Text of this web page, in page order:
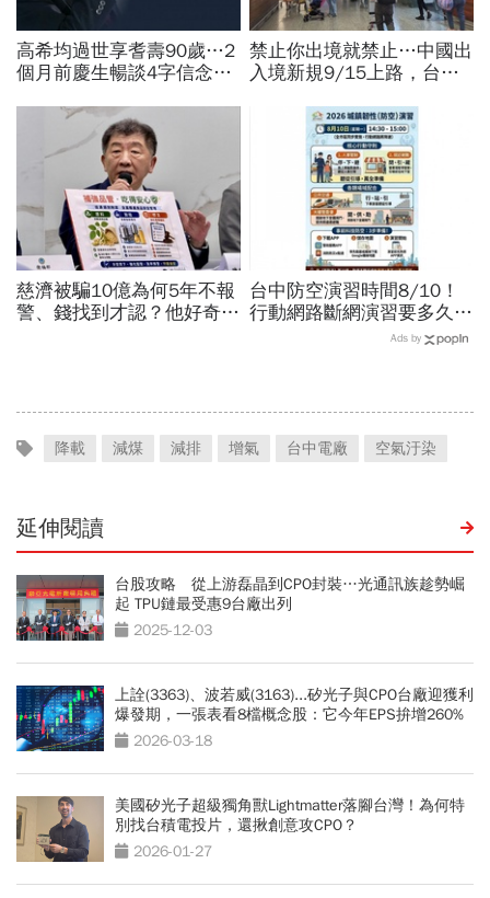
高希均過世享耆壽90歲…2
個月前慶生暢談4字信念，
福、一切靠自己爭氣
禁止你出境就禁止…中國出
入境新規9/15上路，台灣
職業特別注意：前例在這
慈濟被騙10億為何5年不報
警、錢找到才認？他好奇：
台中防空演習時間8/10！
行動網路斷網演習要多久、
還能用行動支付？城鎮韌性
Ads by
降載 減煤 減排 增氣 台中電廠 空氣汙染
延伸閱讀
台股攻略 從上游磊晶到CPO封裝…光通訊族趁勢崛
起 TPU鏈最受惠9台廠出列
2025-12-03
上詮(3363)、波若威(3163)...矽光子與CPO台廠迎獲利
爆發期，一張表看8檔概念股：它今年EPS拚增260%
2026-03-18
美國矽光子超級獨角獸Lightmatter落腳台灣！為何特
別找台積電投片，還揪創意攻CPO？
2026-01-27